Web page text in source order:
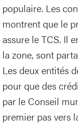
populaire. Les
montrent que le
assure le TCS. Il
la zone, sont
Les deux entités
pour que des
par le Conseil
premier pas vers